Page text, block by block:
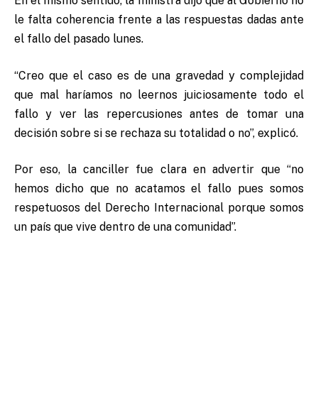
le falta coherencia frente a las respuestas dadas ante
el fallo del pasado lunes.
“Creo que el caso es de una gravedad y complejidad
que mal haríamos no leernos juiciosamente todo el
fallo y ver las repercusiones antes de tomar una
decisión sobre si se rechaza su totalidad o no”, explicó.
Por eso, la canciller fue clara en advertir que “no
hemos dicho que no acatamos el fallo pues somos
respetuosos del Derecho Internacional porque somos
un país que vive dentro de una comunidad”.